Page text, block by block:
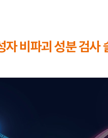
자 비파괴 성분 검사